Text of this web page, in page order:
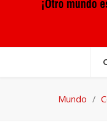
Mundo